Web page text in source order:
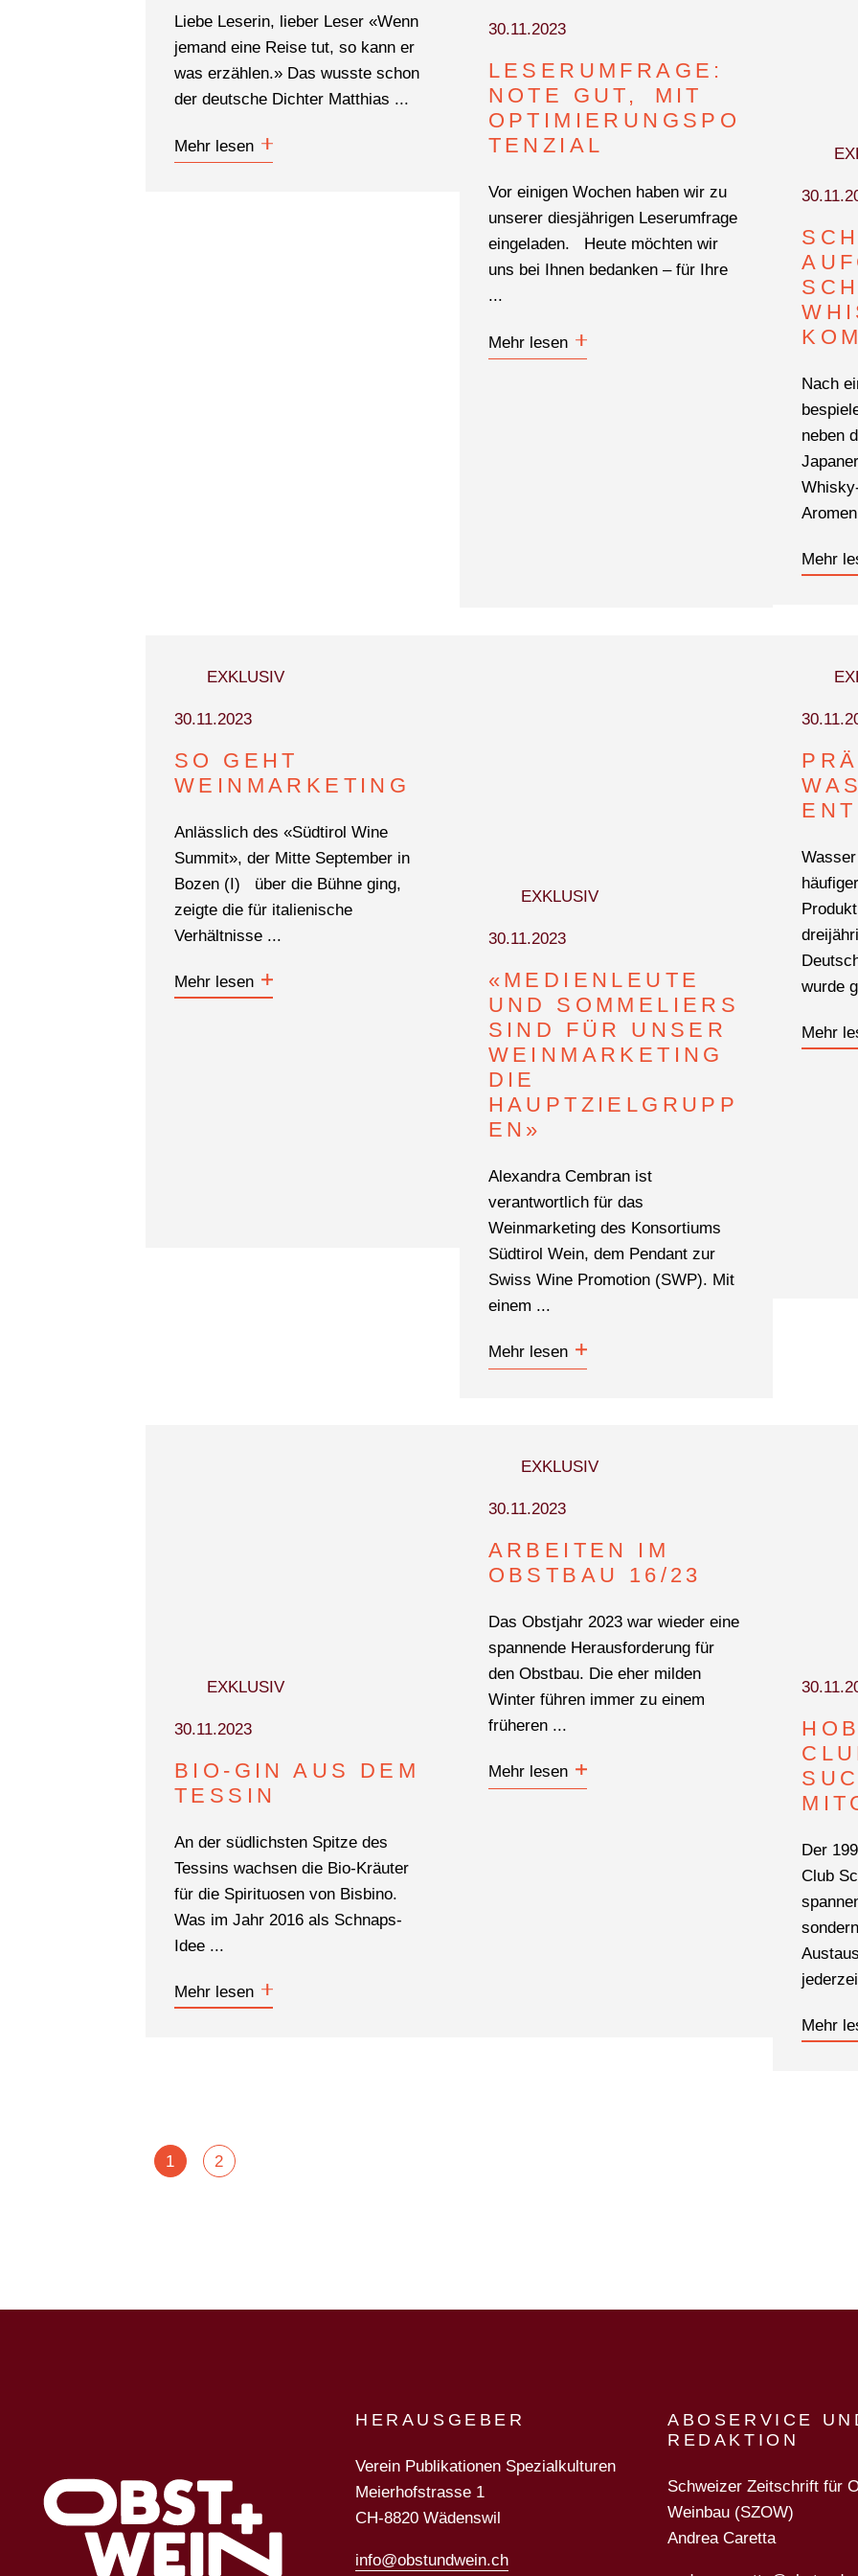
Liebe Leserin, lieber Leser «Wenn
jemand eine Reise tut, so kann er
was erzählen.» Das wusste schon
der deutsche Dichter Matthias ...
Mehr lesen
30.11.2023
LESERUMFRAGE:
NOTE GUT, MIT
OPTIMIERUNGSPO
TENZIAL
Vor einigen Wochen haben wir zu
unserer diesjährigen Leserumfrage
eingeladen. Heute möchten wir
uns bei Ihnen bedanken – für Ihre
...
Mehr lesen
Nach
neben
Mehr
EXKLUSIV
30.11.2023
SO GEHT
WEINMARKETING
Anlässlich des «Südtirol Wine
Summit», der Mitte September in
Bozen (I) über die Bühne ging,
zeigte die für italienische
Verhältnisse ...
Mehr lesen
EXKLUSIV
30.11.2023
«MEDIENLEUTE
UND SOMMELIERS
SIND FÜR UNSER
WEINMARKETING
DIE
HAUPTZIELGRUPP
EN»
Alexandra Cembran ist
verantwortlich für das
Weinmarketing des Konsortiums
Südtirol Wein, dem Pendant zur
Swiss Wine Promotion (SWP). Mit
einem ...
Mehr lesen
wurde
Mehr
EXKLUSIV
30.11.2023
BIO-GIN AUS DEM
TESSIN
An der südlichsten Spitze des
Tessins wachsen die Bio-Kräuter
für die Spirituosen von Bisbino.
Was im Jahr 2016 als Schnaps-
Idee ...
Mehr lesen
EXKLUSIV
30.11.2023
ARBEITEN IM
OBSTBAU 16/23
Das Obstjahr 2023 war wieder eine
spannende Herausforderung für
den Obstbau. Die eher milden
Winter führen immer zu einem
früheren ...
Mehr lesen
Der
Club
Mehr
POSTS
1 2
HERAUSGEBER
Verein Publikationen Spezialkulturen
Meierhofstrasse 1
CH-8820 Wädenswil
info@obstundwein.ch
ABOSERVICE
REDAKTION
Schweizer Zeitschrift für
Weinbau (SZOW)
Andrea Caretta
WONACH SUCHEN